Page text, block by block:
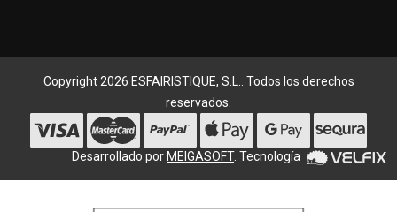
Copyright 2026 ESFAIRISTIQUE, S.L.. Todos los derechos
reservados.
Desarrollado por MEIGASOFT. Tecnología